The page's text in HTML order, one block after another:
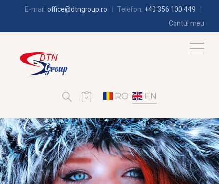
E-mail: office@dtngroup.ro Telefon: +40 356 100 449
Contul meu
RO EN